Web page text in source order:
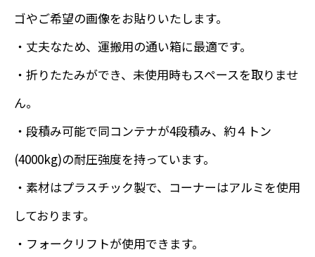
ゴやご希望の画像をお貼りいたします。
・丈夫なため、運搬用の通い箱に最適です。
・折りたたみができ、未使用時もスペースを取りませ
ん。
・段積み可能で同コンテナが4段積み、約４トン
(4000kg)の耐圧強度を持っています。
・素材はプラスチック製で、コーナーはアルミを使用
しております。
・フォークリフトが使用できます。